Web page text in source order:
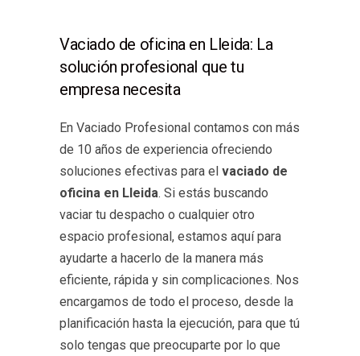
Vaciado de oficina en Lleida: La
solución profesional que tu
empresa necesita
En Vaciado Profesional contamos con más
de 10 años de experiencia ofreciendo
soluciones efectivas para el vaciado de
oficina en Lleida. Si estás buscando
vaciar tu despacho o cualquier otro
espacio profesional, estamos aquí para
ayudarte a hacerlo de la manera más
eficiente, rápida y sin complicaciones. Nos
encargamos de todo el proceso, desde la
planificación hasta la ejecución, para que tú
solo tengas que preocuparte por lo que